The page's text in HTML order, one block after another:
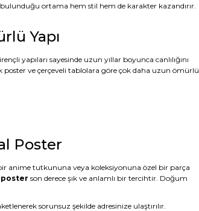
ortama hem stil hem de karakter kazandırır.
Yapı
yapıları sayesinde uzun yıllar boyunca canlılığını
poster ve çerçeveli tablolara göre çok daha uzun ömürlü
Poster
anime tutkununa veya koleksiyonuna özel bir parça
son derece şık ve anlamlı bir tercihtir. Doğum
sorunsuz şekilde adresinize ulaştırılır.